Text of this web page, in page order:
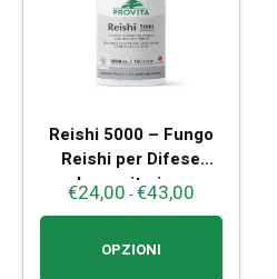
Reishi 5000 – Fungo
Reishi per Difese
Immunitarie e
Benessere
€24,00 -€43,00Fascia
di
OPZIONI